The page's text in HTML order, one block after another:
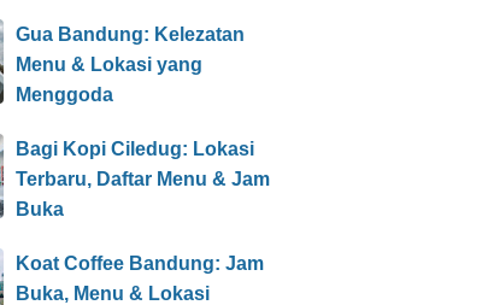
Gua Bandung: Kelezatan
Menu & Lokasi yang
Menggoda
Bagi Kopi Ciledug: Lokasi
Terbaru, Daftar Menu & Jam
Buka
Koat Coffee Bandung: Jam
Buka, Menu & Lokasi